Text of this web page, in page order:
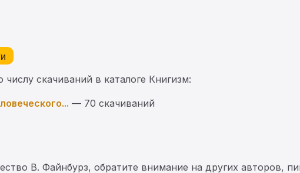
скачиваний в каталоге Книгизм:
— 70 скачиваний
В. Файнбурз, обратите внимание на других авторов,